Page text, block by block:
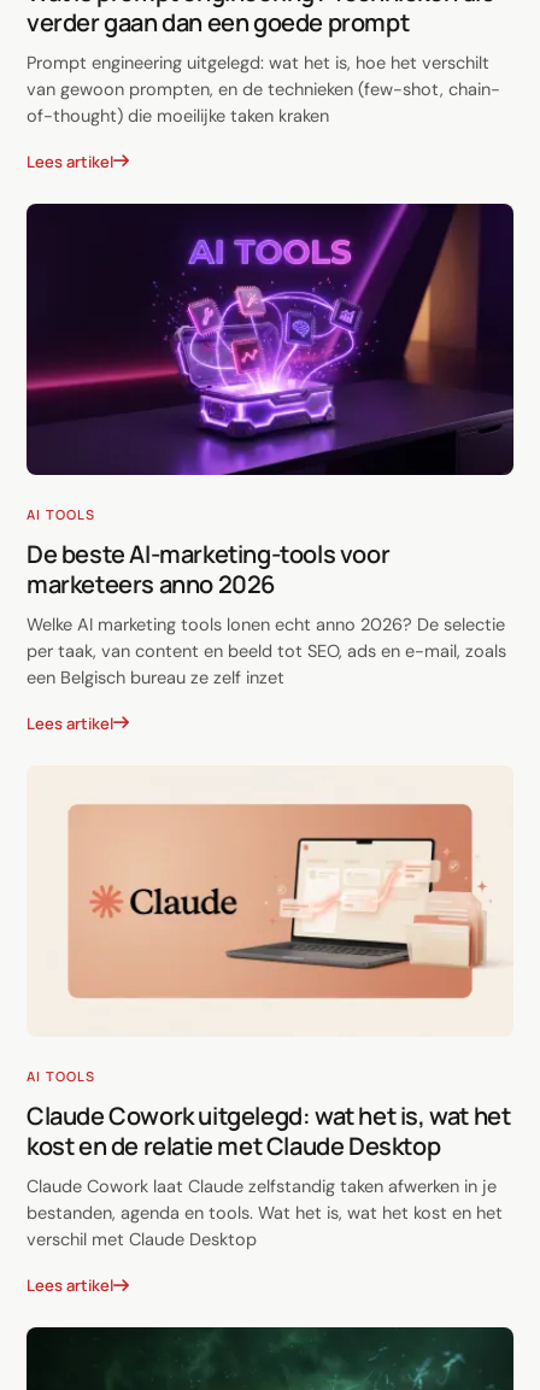
verder gaan dan een goede prompt
Prompt engineering uitgelegd: wat het is, hoe het verschilt
van gewoon prompten, en de technieken (few-shot, chain-
of-thought) die moeilijke taken kraken
Lees artikel
AI TOOLS
De beste AI-marketing-tools voor
marketeers anno 2026
Welke AI marketing tools lonen echt anno 2026? De selectie
per taak, van content en beeld tot SEO, ads en e-mail, zoals
een Belgisch bureau ze zelf inzet
Lees artikel
AI TOOLS
Claude Cowork uitgelegd: wat het is, wat het
kost en de relatie met Claude Desktop
Claude Cowork laat Claude zelfstandig taken afwerken in je
bestanden, agenda en tools. Wat het is, wat het kost en het
verschil met Claude Desktop
Lees artikel